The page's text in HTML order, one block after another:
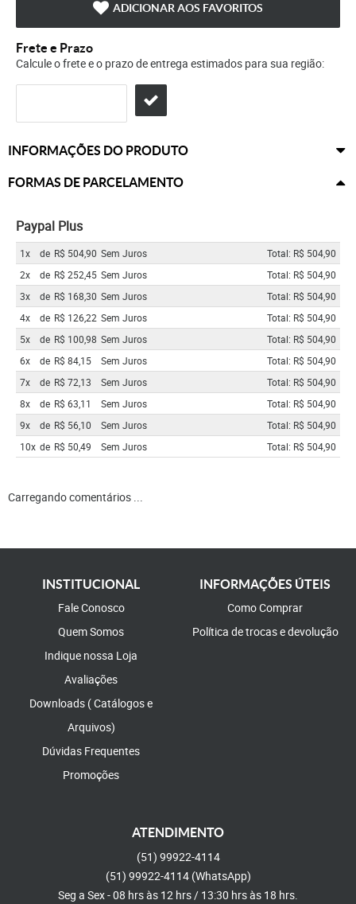
ADICIONAR AOS FAVORITOS
Frete e Prazo
Calcule o frete e o prazo de entrega estimados para sua região:
INFORMAÇÕES DO PRODUTO
FORMAS DE PARCELAMENTO
Paypal Plus
1x de R$ 504,90 Sem Juros
Total: R$ 504,90
2x
de R$ 252,45 Sem Juros
Total: R$ 504,90
3x
de R$ 168,30 Sem Juros
Total: R$ 504,90
4x
de R$ 126,22 Sem Juros
Total: R$ 504,90
5x
de R$ 100,98 Sem Juros
Total: R$ 504,90
6x
de R$ 84,15 Sem Juros
Total: R$ 504,90
7x
de R$ 72,13 Sem Juros
Total: R$ 504,90
8x
de R$ 63,11 Sem Juros
Total: R$ 504,90
9x
de R$ 56,10 Sem Juros
Total: R$ 504,90
10x de R$ 50,49 Sem Juros Total: R$ 504,90
Carregando comentários ...
INSTITUCIONAL
Fale Conosco
Quem Somos
Indique nossa Loja
Avaliações
Downloads ( Catálogos e
Arquivos)
Dúvidas Frequentes
Promoções
INFORMAÇÕES ÚTEIS
Como Comprar
Política de trocas e devolução
ATENDIMENTO
(51) 99922-4114
(51) 99922-4114 (WhatsApp)
Seg a Sex - 08 hrs às 12 hrs / 13:30 hrs às 18 hrs.